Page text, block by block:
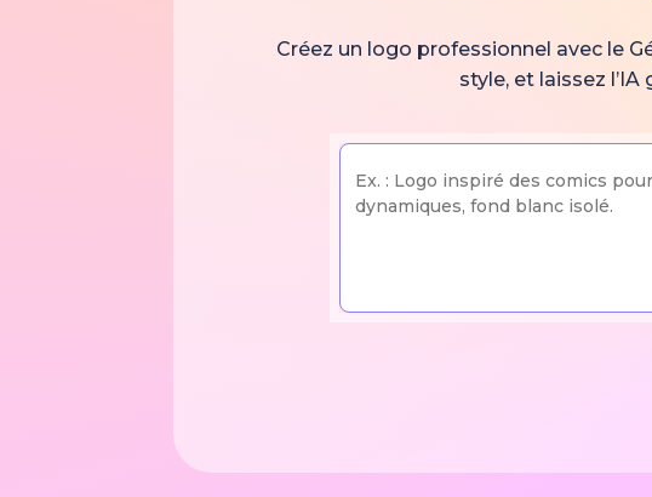
Créez un logo professionnel avec le
style, et laissez